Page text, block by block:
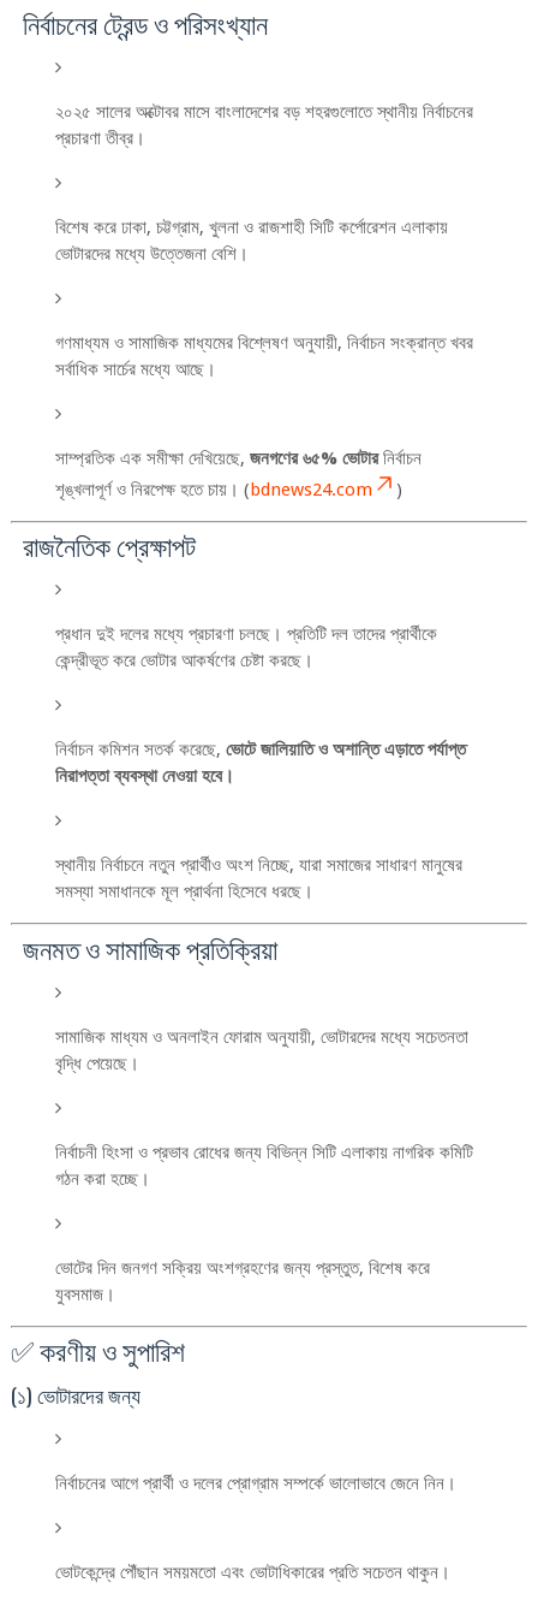
নির্বাচনের ট্রেন্ড ও পরিসংখ্যান
২০২৫ সালের অক্টোবর মাসে বাংলাদেশের বড় শহরগুলোতে স্থানীয় নির্বাচনের
প্রচারণা তীব্র।
বিশেষ করে ঢাকা, চট্টগ্রাম, খুলনা ও রাজশাহী সিটি কর্পোরেশন এলাকায়
ভোটারদের মধ্যে উত্তেজনা বেশি।
গণমাধ্যম ও সামাজিক মাধ্যমের বিশ্লেষণ অনুযায়ী, নির্বাচন সংক্রান্ত খবর
সর্বাধিক সার্চের মধ্যে আছে।
সাম্প্রতিক এক সমীক্ষা দেখিয়েছে,জনগণের ৬৫% ভোটারনির্বাচন
শৃঙ্খলাপূর্ণ ও নিরপেক্ষ হতে চায়। (bdnews24.com )
রাজনৈতিক প্রেক্ষাপট
প্রধান দুই দলের মধ্যে প্রচারণা চলছে। প্রতিটি দল তাদের প্রার্থীকে
কেন্দ্রীভূত করে ভোটার আকর্ষণের চেষ্টা করছে।
নির্বাচন কমিশন সতর্ক করেছে,ভোটে জালিয়াতি ও অশান্তি এড়াতে পর্যাপ্ত
নিরাপত্তা ব্যবস্থা নেওয়া হবে।
স্থানীয় নির্বাচনে নতুন প্রার্থীও অংশ নিচ্ছে, যারা সমাজের সাধারণ মানুষের
সমস্যা সমাধানকে মূল প্রার্থনা হিসেবে ধরছে।
জনমত ও সামাজিক প্রতিক্রিয়া
সামাজিক মাধ্যম ও অনলাইন ফোরাম অনুযায়ী, ভোটারদের মধ্যে সচেতনতা
বৃদ্ধি পেয়েছে।
নির্বাচনী হিংসা ও প্রভাব রোধের জন্য বিভিন্ন সিটি এলাকায় নাগরিক কমিটি
গঠন করা হচ্ছে।
ভোটের দিন জনগণ সক্রিয় অংশগ্রহণের জন্য প্রস্তুত, বিশেষ করে
যুবসমাজ।
✅ করণীয় ও সুপারিশ
(১) ভোটারদের জন্য
নির্বাচনের আগে প্রার্থী ও দলের প্রোগ্রাম সম্পর্কে ভালোভাবে জেনে নিন।
ভোটকেন্দ্রে পৌঁছান সময়মতো এবং ভোটাধিকারের প্রতি সচেতন থাকুন।